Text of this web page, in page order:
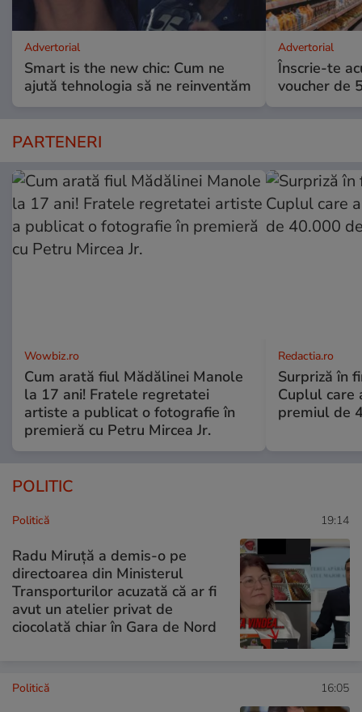
Advertorial
Smart is the new chic: Cum ne
ajută tehnologia să ne reinventăm
Advertorial
Înscrie-te
voucher de
PARTENERI
Wowbiz.ro
Cum arată fiul Mădălinei Manole
la 17 ani! Fratele regretatei
artiste a publicat o fotografie în
premieră cu Petru Mircea Jr.
Redactia.ro
Surpriză în
Cuplul care
premiul de
POLITIC
Politică 19:14
Radu Miruță a demis-o pe
directoarea din Ministerul
Transporturilor acuzată că ar fi
avut un atelier privat de
ciocolată chiar în Gara de Nord
Politică 16:05